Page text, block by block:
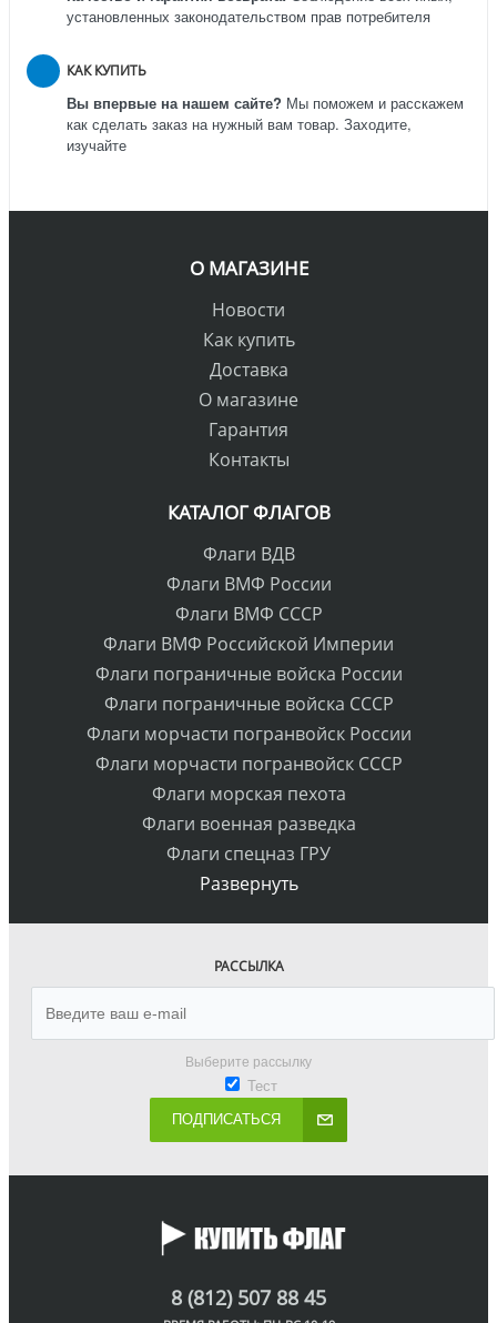
установленных законодательством прав потребителя
КАК КУПИТЬ
Вы впервые на нашем сайте? Мы поможем и расскажем
как сделать заказ на нужный вам товар. Заходите,
изучайте
О МАГАЗИНЕ
Новости
Как купить
Доставка
О магазине
Гарантия
Контакты
КАТАЛОГ ФЛАГОВ
Флаги ВДВ
Флаги ВМФ России
Флаги ВМФ СССР
Флаги ВМФ Российской Империи
Флаги пограничные войска России
Флаги пограничные войска СССР
Флаги морчасти погранвойск России
Флаги морчасти погранвойск СССР
Флаги морская пехота
Флаги военная разведка
Флаги спецназ ГРУ
Развернуть
РАССЫЛКА
Выберите рассылку
Тест
ПОДПИСАТЬСЯ
8 (812) 507 88 45